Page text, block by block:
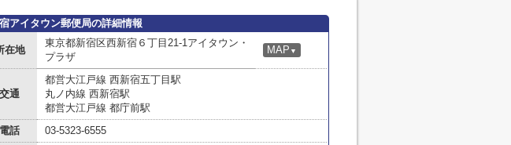
アイタウン郵便局の詳細情報
在地
東京都新宿区西新宿６丁目21-1アイタウン・
プラザ
MAP ▼
交通
都営大江戸線 西新宿五丁目駅
丸ノ内線 西新宿駅
都営大江戸線 都庁前駅
電話
03-5323-6555